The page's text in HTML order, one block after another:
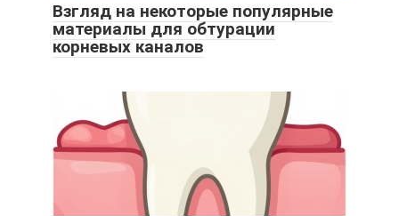
Взгляд на некоторые популярные
материалы для обтурации
корневых каналов